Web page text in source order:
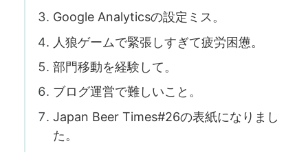
Google Analyticsの設定ミス。
人狼ゲームで緊張しすぎて疲労困憊。
部門移動を経験して。
ブログ運営で難しいこと。
Japan Beer Times#26の表紙になりまし
た。